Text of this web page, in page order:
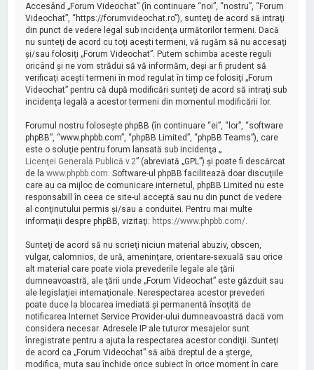
Accesând „Forum Videochat” (în continuare “noi”, “nostru”, “Forum
Videochat”, “https://forumvideochat.ro”), sunteţi de acord să intraţi
din punct de vedere legal sub incidenţa următorilor termeni. Dacă
nu sunteţi de acord cu toţi aceşti termeni, vă rugăm să nu accesaţi
şi/sau folosiţi „Forum Videochat”. Putem schimba aceste reguli
oricând şi ne vom strădui să vă informăm, deşi ar fi prudent să
verificaţi aceşti termeni în mod regulat în timp ce folosiţi „Forum
Videochat” pentru că după modificări sunteţi de acord să intraţi sub
incidenţa legală a acestor termeni din momentul modificării lor.
Forumul nostru foloseşte phpBB (în continuare “ei”, “lor”, “software
phpBB”, “www.phpbb.com”, “phpBB Limited”, “phpBB Teams”), care
este o soluţie pentru forum lansată sub incidenţa „
Licenţei Generală Publică v.2” (abreviată „GPL”) şi poate fi descărcat
de lawww.phpbb.com. Software-ul phpBB facilitează doar discuţiile
care au ca mijloc de comunicare internetul, phpBB Limited nu este
responsabill în ceea ce site-ul acceptă sau nu din punct de vedere
al conţinutului permis şi/sau a conduitei. Pentru mai multe
informaţii despre phpBB, vizitaţi: https://www.phpbb.com/.
Sunteţi de acord să nu scrieţi niciun material abuziv, obscen,
vulgar, calomnios, de ură, ameninţare, orientare-sexuală sau orice
alt material care poate viola prevederile legale ale ţării
dumneavoastră, ale ţării unde „Forum Videochat” este găzduit sau
ale legislaţiei internaţionale. Nerespectarea acestor prevederi
poate duce la blocarea imediată şi permanentă însoţită de
notificarea Internet Service Provider-ului dumneavoastră dacă vom
considera necesar. Adresele IP ale tuturor mesajelor sunt
înregistrate pentru a ajuta la respectarea acestor condiţii. Sunteţi
de acord ca „Forum Videochat” să aibă dreptul de a şterge,
modifica, muta sau închide orice subiect în orice moment în care